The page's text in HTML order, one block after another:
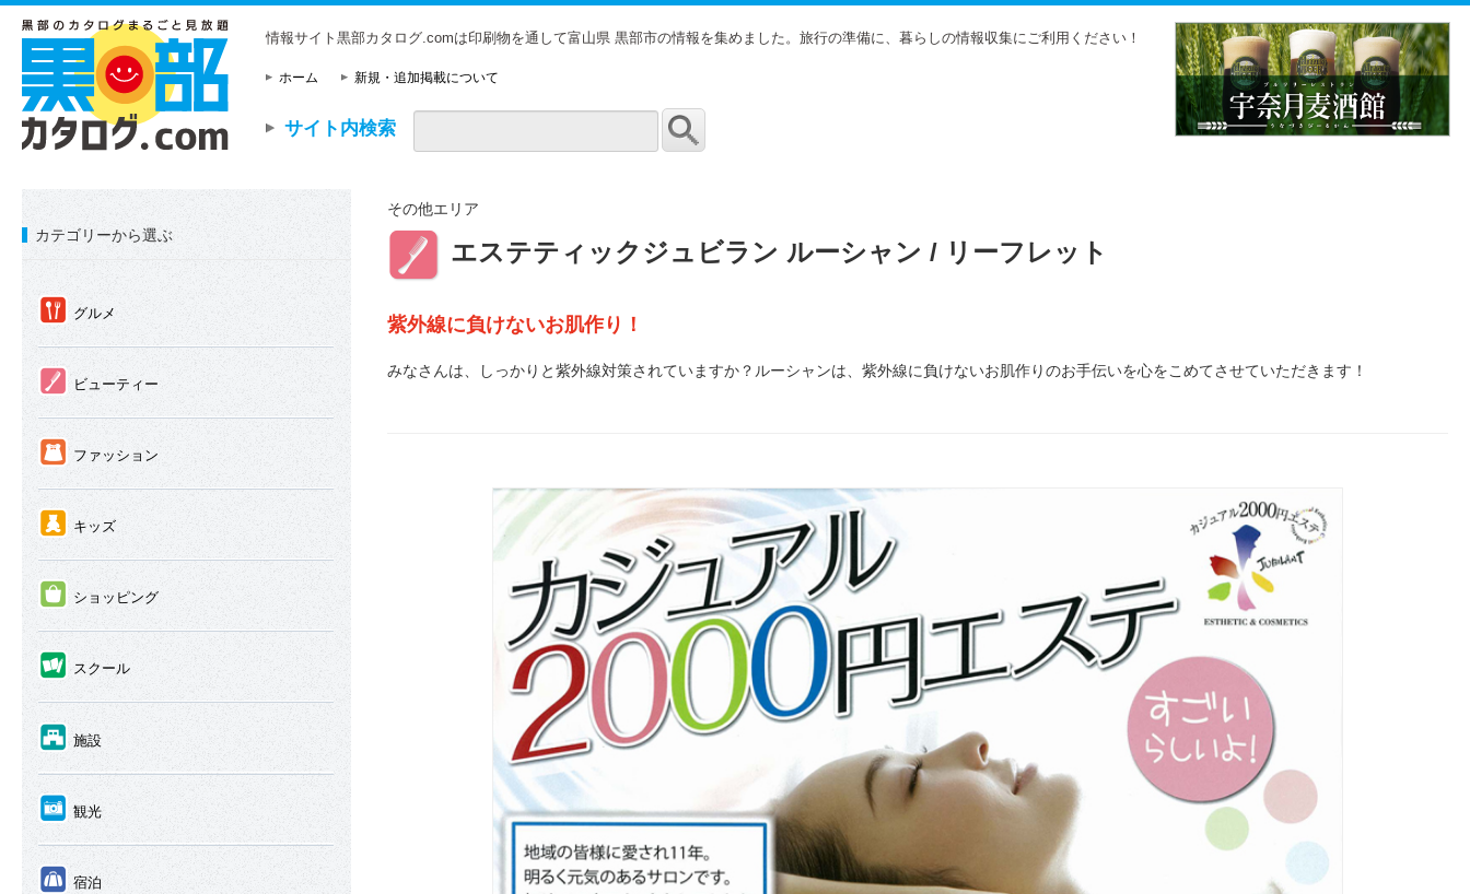
情報サイト黒部カタログ.comは印刷物を通して富山県 黒部市の情報を集めました。旅行の準備に、暮らしの情報収集にご利用ください！
ホーム 新規・追加掲載について
サイト内検索
カテゴリーから選ぶ
① グルメ
② ビューティー
③ ファッション
④ キッズ
⑤ ショッピング
⑥ スクール
⑦ 施設
⑧ 観光
⑨ 宿泊
その他エリア
② エステティックジュビラン ルーシャン / リーフレット
紫外線に負けないお肌作り！
みなさんは、しっかりと紫外線対策されていますか？ルーシャンは、紫外線に負けないお肌作りのお手伝いを心をこめてさせていただきます！